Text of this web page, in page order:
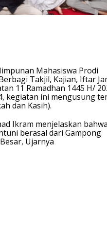
Mahasiswa Prodi
Takjil, Kajian, Iftar
11 Ramadhan 1445 H/
kegiatan ini mengusung
dan Kasih).
Ikram menjelaskan
berasal dari Gampong
Ujarnya